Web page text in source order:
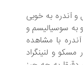
به خوبی
و
مشاهده